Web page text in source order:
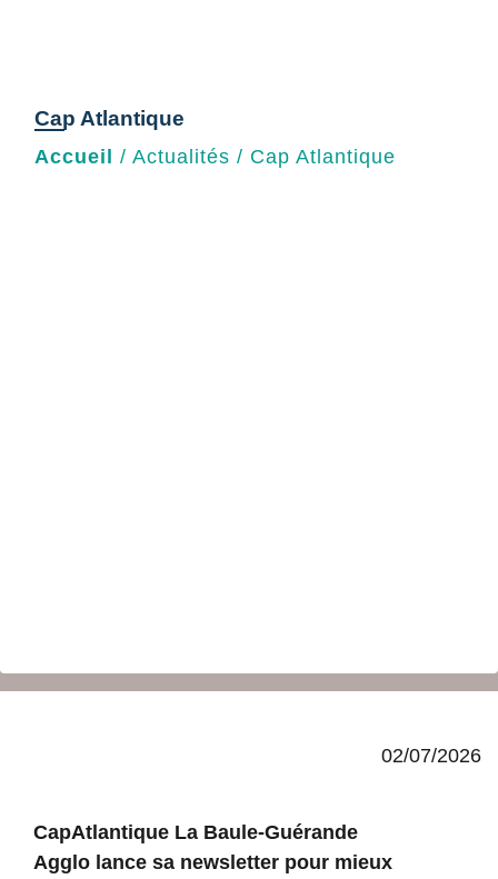
Cap Atlantique
Accueil / Actualités / Cap Atlantique
02/07/2026
CapAtlantique La Baule-Guérande
Agglo lance sa newsletter pour mieux